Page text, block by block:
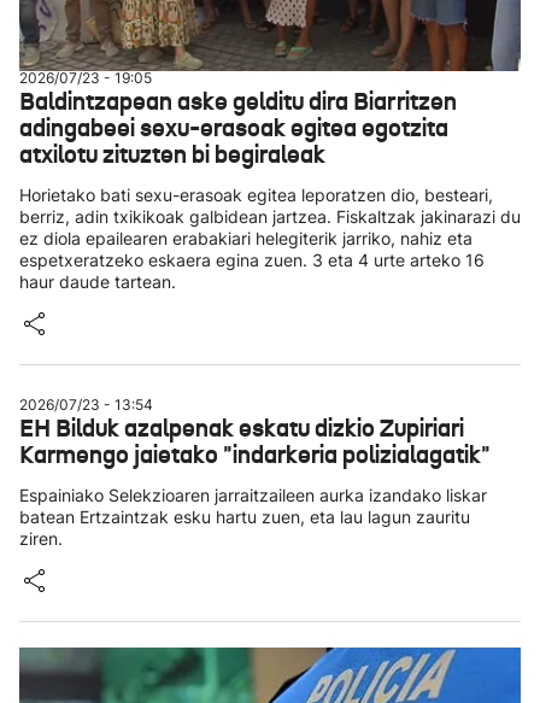
2026/07/23 - 19:05
Baldintzapean aske gelditu dira Biarritzen
adingabeei sexu-erasoak egitea egotzita
atxilotu zituzten bi begiraleak
Horietako bati sexu-erasoak egitea leporatzen dio, besteari,
berriz, adin txikikoak galbidean jartzea. Fiskaltzak jakinarazi du
ez diola epailearen erabakiari helegiterik jarriko, nahiz eta
espetxeratzeko eskaera egina zuen. 3 eta 4 urte arteko 16
haur daude tartean.
2026/07/23 - 13:54
EH Bilduk azalpenak eskatu dizkio Zupiriari
Karmengo jaietako "indarkeria polizialagatik"
Espainiako Selekzioaren jarraitzaileen aurka izandako liskar
batean Ertzaintzak esku hartu zuen, eta lau lagun zauritu
ziren.